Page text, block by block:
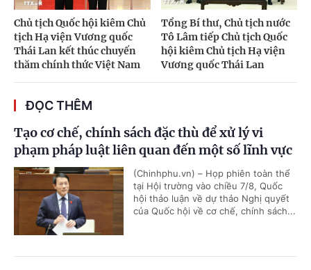
Chủ tịch Quốc hội kiêm Chủ
tịch Hạ viện Vương quốc
Thái Lan kết thúc chuyến
thăm chính thức Việt Nam
Tổng Bí thư, Chủ tịch nước
Tô Lâm tiếp Chủ tịch Quốc
hội kiêm Chủ tịch Hạ viện
Vương quốc Thái Lan
ĐỌC THÊM
Tạo cơ chế, chính sách đặc thù để xử lý vi
phạm pháp luật liên quan đến một số lĩnh vực
(Chinhphu.vn) – Họp phiên toàn thể
tại Hội trường vào chiều 7/8, Quốc
hội thảo luận về dự thảo Nghị quyết
của Quốc hội về cơ chế, chính sách...